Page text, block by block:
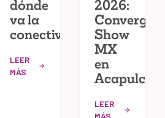
dónde
va la
conectividad
LEER
MÁS
2026:
Show
MX
en
Acapulco
LEER
MÁS